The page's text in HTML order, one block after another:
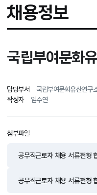
채용정보
국립부여문화
담당부서 국립부여문화유산연구
작성자
임수연
첨부파일
공무직근로자 채용 서류전형
공무직근로자 채용 서류전형